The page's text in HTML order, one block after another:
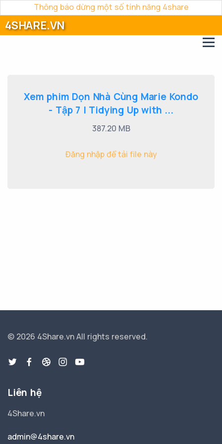
Thông báo dừng một số tính năng 4share
4SHARE.VN
Xem phim Dọn Nhà Cùng Marie Kondo
- Tập 7 | Tidying Up with ...
387.20 MB
Đăng nhập để tải file này
© 2026 4Share.vnAll rights reserved.
Liên hệ
4Share.vn
admin@4share.vn